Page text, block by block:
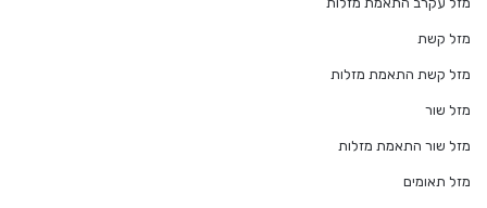
מזל קשת
מזל קשת התאמת מזלות
מזל שור
מזל שור התאמת מזלות
מזל תאומים